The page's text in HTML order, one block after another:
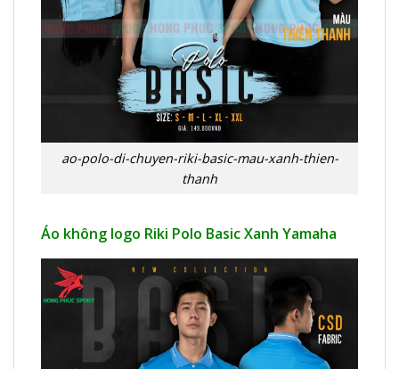
ao-polo-di-chuyen-riki-basic-mau-xanh-thien-
thanh
Áo không logo Riki Polo Basic Xanh Yamaha